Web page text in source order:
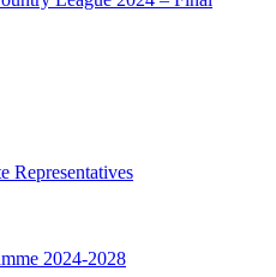
Representatives
2024-2028